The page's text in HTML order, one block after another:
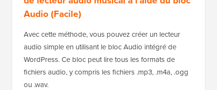
Audio (Facile)
Avec cette méthode, vous pouvez créer un lecteur
audio simple en utilisant le bloc Audio intégré de
WordPress. Ce bloc peut lire tous les formats de
fichiers audio, y compris les fichiers .mp3, .m4a, .ogg
ou .wav.